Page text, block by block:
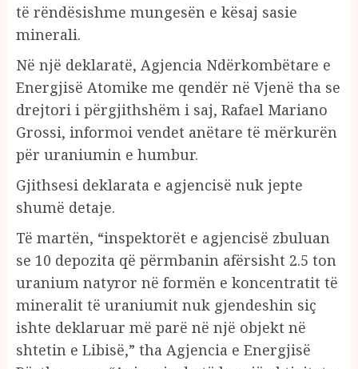
të rëndësishme mungesën e kësaj sasie
minerali.
Në një deklaratë, Agjencia Ndërkombëtare e
Energjisë Atomike me qendër në Vjenë tha se
drejtori i përgjithshëm i saj, Rafael Mariano
Grossi, informoi vendet anëtare të mërkurën
për uraniumin e humbur.
Gjithsesi deklarata e agjencisë nuk jepte
shumë detaje.
Të martën, “inspektorët e agjencisë zbuluan
se 10 depozita që përmbanin afërsisht 2.5 ton
uranium natyror në formën e koncentratit të
mineralit të uraniumit nuk gjendeshin siç
ishte deklaruar më parë në një objekt në
shtetin e Libisë,” tha Agjencia e Energjisë